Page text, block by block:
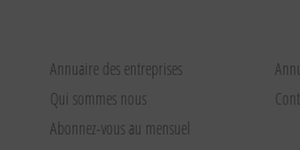
Annuaire des entreprises
Qui sommes nous
Abonnez-vous au mensuel